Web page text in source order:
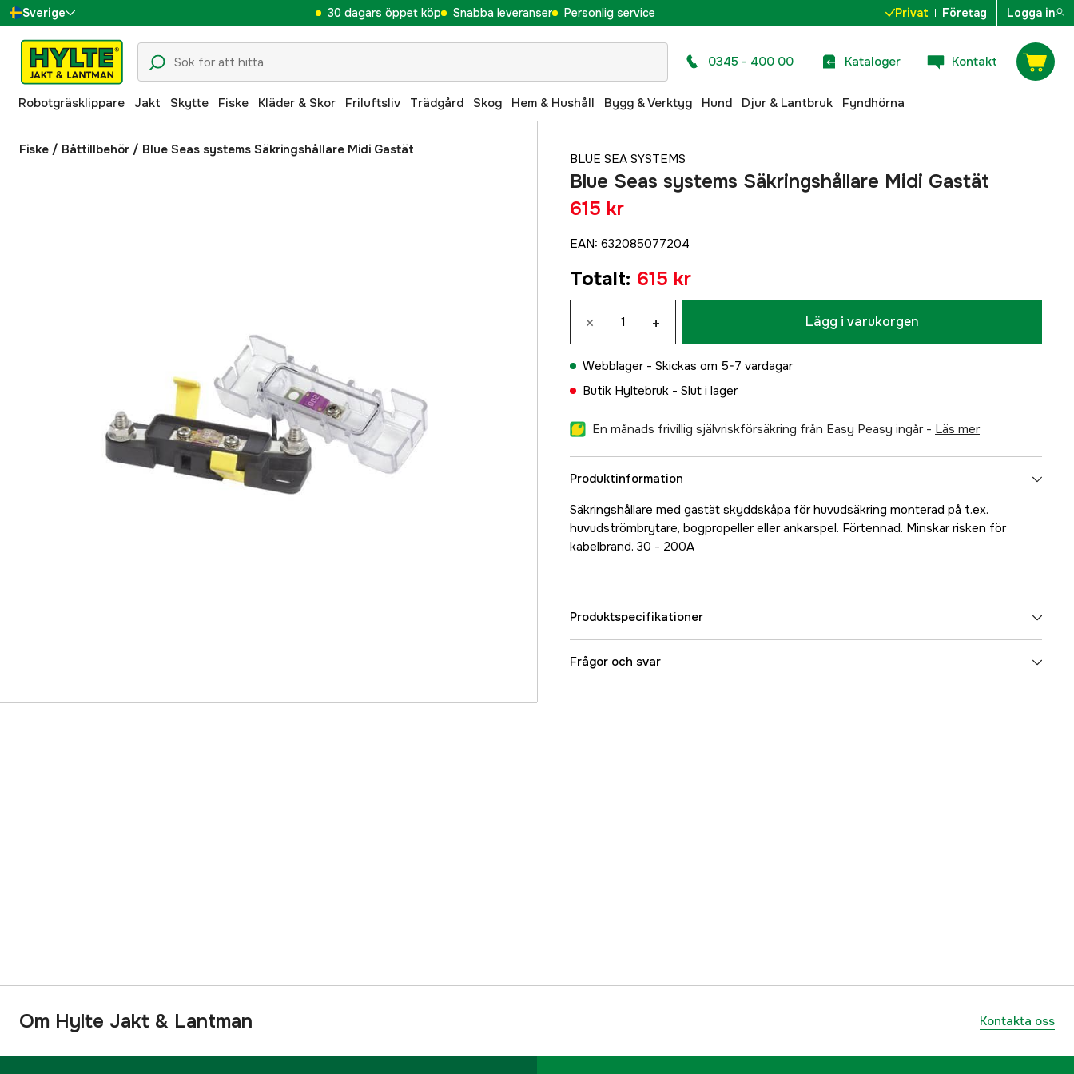
Sverige
Danmark
Suomi
Norge
Deutschland
30 dagars öppet köp Snabba leveranser Personlig service Privat Företag Logga in
0345 - 400 00 Kataloger Kontakt
Robotgräsklippare Jakt Skytte Fiske Kläder & Skor Friluftsliv Trädgård Skog Hem & Hushåll Bygg & Verktyg Hund Djur & Lantbruk Fyndhörna
Fiske / Båttillbehör / Blue Seas systems Säkringshållare Midi Gastät
BLUE SEA SYSTEMS
Blue Seas systems Säkringshållare Midi Gastät
615 kr
EAN: 632085077204
Totalt: 615 kr
× + Lägg i varukorgen
Webblager - Skickas om 5-7 vardagar
Butik Hyltebruk - Slut i lager
En månads frivillig självriskförsäkring från Easy Peasy ingår - läs mer
Produktinformation
Säkringshållare med gastät skyddskåpa för huvudsäkring monterad på t.ex.
huvudströmbrytare, bogpropeller eller ankarspel. Förtennad. Minskar risken för
kabelbrand. 30 - 200A
Produktspecifikationer
Referensnummer
Frågor och svar
Om Hylte Jakt & Lantman Kontakta oss